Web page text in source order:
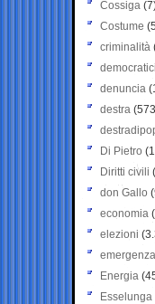
Cossiga
Costume
criminalità
denuncia
destra
Di Pietro
Diritti civili
don Gallo
economia
elezioni
emergenza
Energia
Esselunga